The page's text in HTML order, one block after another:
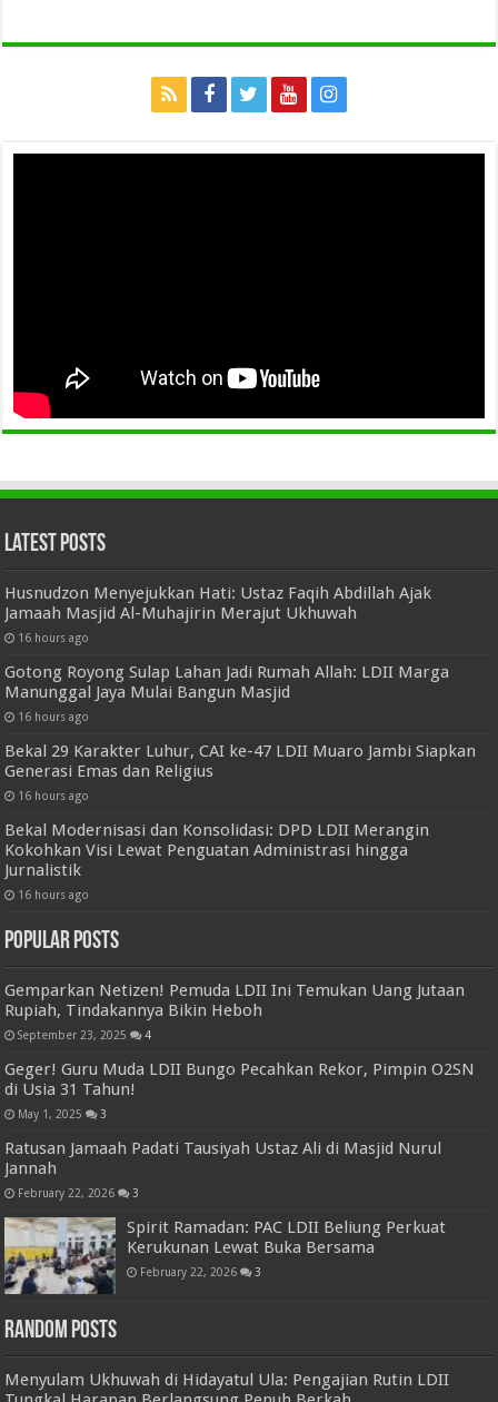
Latest Posts
Husnudzon Menyejukkan Hati: Ustaz Faqih Abdillah Ajak
Jamaah Masjid Al-Muhajirin Merajut Ukhuwah
16 hours ago
Gotong Royong Sulap Lahan Jadi Rumah Allah: LDII Marga
Manunggal Jaya Mulai Bangun Masjid
16 hours ago
Bekal 29 Karakter Luhur, CAI ke-47 LDII Muaro Jambi Siapkan
Generasi Emas dan Religius
16 hours ago
Bekal Modernisasi dan Konsolidasi: DPD LDII Merangin
Kokohkan Visi Lewat Penguatan Administrasi hingga
Jurnalistik
16 hours ago
Popular Posts
Gemparkan Netizen! Pemuda LDII Ini Temukan Uang Jutaan
Rupiah, Tindakannya Bikin Heboh
September 23, 2025 4
Geger! Guru Muda LDII Bungo Pecahkan Rekor, Pimpin O2SN
di Usia 31 Tahun!
May 1, 2025 3
Ratusan Jamaah Padati Tausiyah Ustaz Ali di Masjid Nurul
Jannah
February 22, 2026 3
Spirit Ramadan: PAC LDII Beliung Perkuat
Kerukunan Lewat Buka Bersama
February 22, 2026 3
Random Posts
Menyulam Ukhuwah di Hidayatul Ula: Pengajian Rutin LDII